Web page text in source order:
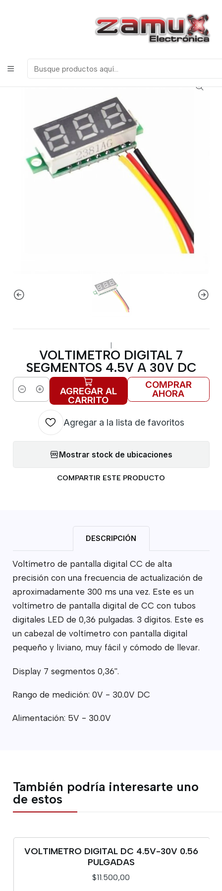
ELECTRONICOS, ROBOTICA & TECNOLOGIA
Productos
Discretos
VOLTIMETRO DIGITAL 7 SEGMENTOS 4.5V A 30V DC
|
VOLTIMETRO DIGITAL 7
SEGMENTOS 4.5V A 30V DC
Cantidad AGREGAR AL
CARRITO
COMPRAR
AHORA
Agregar a la lista de favoritos
Mostrar stock de ubicaciones
COMPARTIR ESTE PRODUCTO
DESCRIPCIÓN
Voltímetro de pantalla digital CC de alta
precisión con una frecuencia de actualización de
aproximadamente 300 ms una vez. Este es un
voltímetro de pantalla digital de CC con tubos
digitales LED de 0,36 pulgadas. 3 dígitos. Este es
un cabezal de voltímetro con pantalla digital
pequeño y liviano, muy fácil y cómodo de llevar.
Display 7 segmentos 0,36''.
Rango de medición: 0V - 30.0V DC
Alimentación: 5V - 30.0V
También podría interesarte uno
de estos
VOLTIMETRO DIGITAL DC 4.5V-30V 0.56
PULGADAS
$11.500,00